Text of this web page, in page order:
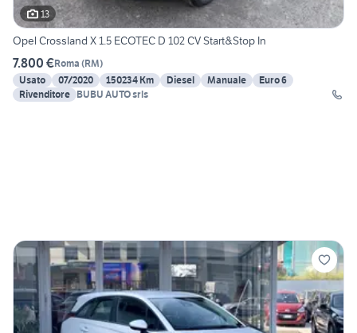
13
Opel Crossland X 1.5 ECOTEC D 102 CV Start&Stop In
7.800 €Roma (RM)
Usato
07/2020 150234 Km Diesel Manuale
Euro 6
Rivenditore BUBU AUTO srls